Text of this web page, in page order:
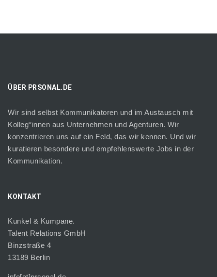
ÜBER PRSONAL.DE
Wir sind selbst Kommunikatoren und im Austausch mit
Kolleg*innen aus Unternehmen und Agenturen. Wir
konzentrieren uns auf ein Feld, das wir kennen. Und wir
kuratieren besondere und empfehlenswerte Jobs in der
Kommunikation.
KONTAKT
Kunkel & Kumpane.
Talent Relations GmbH
Binzstraße 4
13189 Berlin